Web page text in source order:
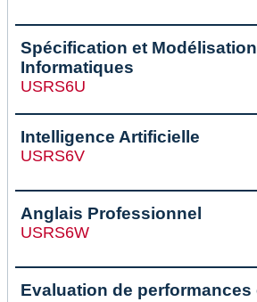
Spécification et Modélisation
Informatiques
USRS6U
Intelligence Artificielle
USRS6V
Anglais Professionnel
USRS6W
Evaluation de performances